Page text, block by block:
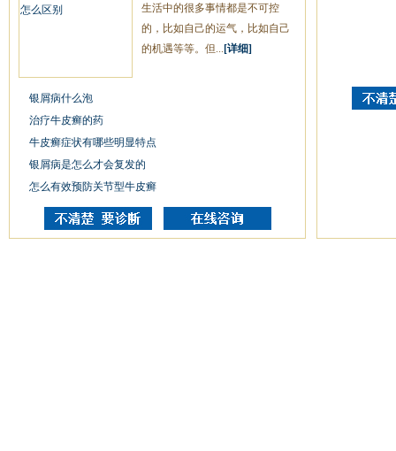
生活中的很多事情都是不可控
的，比如自己的运气，比如自己
的机遇等等。但... [详细]
银屑病什么泡
治疗牛皮癣的药
牛皮癣症状有哪些明显特点
银屑病是怎么才会复发的
怎么有效预防关节型牛皮癣